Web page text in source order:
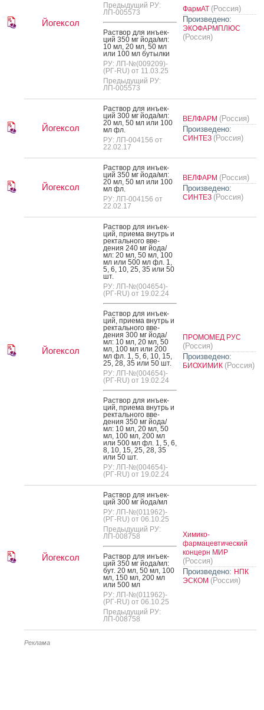
Йогексол
Предыдущий РУ:
ЛП-005573
Рас­твор для инъ­ек­
ций 350 мг й­ода/мл:
10 мл, 20 мл, 50 мл
или 100 мл бу­тыл­ки
РУ: ЛП-№(009209)-
(РГ-RU) от 11.03.25
Предыдущий РУ:
ЛП-005573
ФармАТ (Россия)
Произведено:
ЭКОФАРМПЛЮС
(Россия)
Йогексол
Рас­твор для инъ­ек­
ций 300 мг й­ода/мл:
20 мл, 50 мл или 100
мл фл.
РУ: ЛП-004156 от
22.02.17
ВЕЛФАРМ (Россия)
Произведено:
СИНТЕЗ (Россия)
Йогексол
Рас­твор для инъ­ек­
ций 350 мг й­ода/мл:
20 мл, 50 мл или 100
мл фл.
РУ: ЛП-004156 от
22.02.17
ВЕЛФАРМ (Россия)
Произведено:
СИНТЕЗ (Россия)
Йогексол
Рас­твор для инъ­ек­
ций, при­ема внутрь и
рек­таль­но­го вве­
дения 240 мг й­ода/
мл: 20 мл, 50 мл, 100
мл или 500 мл фл. 1,
5, 6, 10, 25, 35 или 50
шт.
РУ: ЛП-№(004654)-
(РГ-RU) от 19.02.24
Рас­твор для инъ­ек­
ций, при­ема внутрь и
рек­таль­но­го вве­
дения 300 мг й­ода/
мл: 10 мл, 20 мл, 50
мл, 100 мл или 200
мл фл. 1, 5, 6, 10, 15,
25, 28, 35 или 50 шт.
РУ: ЛП-№(004654)-
(РГ-RU) от 19.02.24
Рас­твор для инъ­ек­
ций, при­ема внутрь и
рек­таль­но­го вве­
дения 350 мг й­ода/
мл: 10 мл, 20 мл, 50
мл, 100 мл, 200 мл
или 500 мл фл. 1, 5, 6,
8, 10, 15, 25, 28, 35
или 50 шт.
РУ: ЛП-№(004654)-
(РГ-RU) от 19.02.24
ПРОМОМЕД РУС
(Россия)
Произведено:
БИОХИМИК (Россия)
Йогексол
Рас­твор для инъ­ек­
ций 300 мг й­ода/мл
РУ: ЛП-№(011962)-
(РГ-RU) от 06.10.25
Предыдущий РУ:
ЛП-008758
Рас­твор для инъ­ек­
ций 350 мг й­ода/мл:
бут. 20 мл, 50 мл, 100
мл, 150 мл, 200 мл
или 500 мл
РУ: ЛП-№(011962)-
(РГ-RU) от 06.10.25
Предыдущий РУ:
ЛП-008758
Химико-
фармацевтический
концерн МИР
(Россия)
Произведено: НПК
ЭСКОМ (Россия)
Реклама